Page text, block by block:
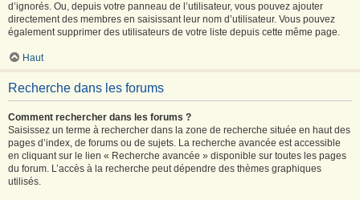
d’ignorés. Ou, depuis votre panneau de l’utilisateur, vous pouvez ajouter
directement des membres en saisissant leur nom d’utilisateur. Vous pouvez
également supprimer des utilisateurs de votre liste depuis cette même page.
Haut
Recherche dans les forums
Comment rechercher dans les forums ?
Saisissez un terme à rechercher dans la zone de recherche située en haut des
pages d’index, de forums ou de sujets. La recherche avancée est accessible
en cliquant sur le lien « Recherche avancée » disponible sur toutes les pages
du forum. L’accès à la recherche peut dépendre des thèmes graphiques
utilisés.